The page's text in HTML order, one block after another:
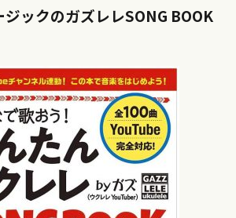
ックのガズレレSONG BOOK